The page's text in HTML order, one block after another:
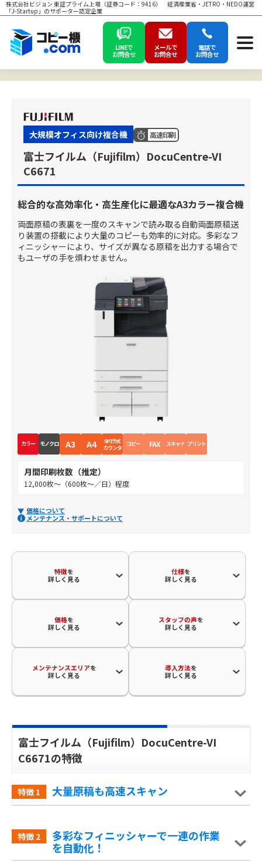
株式会社ビジョン 東証プライム上場（証券コード：9416） 経済産業省・JETRO・NEDO運営
「J-Startup」のサポーター認定企業
LINEで
お問合せ
メールで
お問合せ
電話で
お問合せ
大規模オフィス向け複合機 高速印刷
富士フイルム（Fujifilm）DocuCentre-VI
C6671
総合的な高効率化・高生産化に最適なA3カラー複合機
両面原稿の表裏を一度のスキャンで読み取る自動両面原稿送
り装置の搭載により大量のコピーも効率的に対応。多彩なフ
ィニッシャーにより、サイズが異なる原稿を出力する場合で
もユーザの手を煩わせません。
カラー モノクロ A3 A4 保守方式
カウンタ コピー FAX スキャナ プリント
月間印刷枚数（推定）
12,000枚～（600枚～／日）程度
価格について
メンテナンス・サポートについて
特徴を
詳しく見る
仕様を
詳しく見る
価格を
詳しく見る
スタッフの声を
詳しく見る
メンテナンスエリアを
詳しく見る
導入方法を
詳しく見る
富士フイルム（Fujifilm）DocuCentre-VI
C6671の特徴
特徴 1 大量原稿も高速スキャン
特徴 2
多彩なフィニッシャーで一連の作業
を自動化！